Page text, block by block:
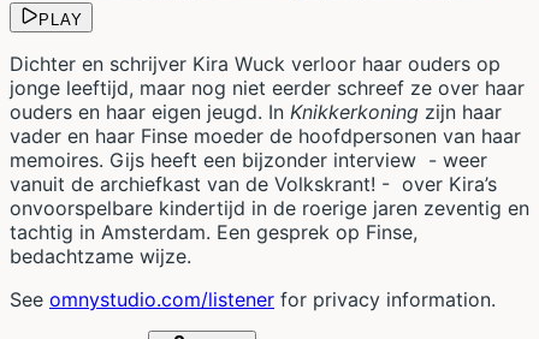
PLAY
Dichter en schrijver Kira Wuck verloor haar ouders op
jonge leeftijd, maar nog niet eerder schreef ze over haar
ouders en haar eigen jeugd. In Knikkerkoning zijn haar
vader en haar Finse moeder de hoofdpersonen van haar
memoires. Gijs heeft een bijzonder interview - weer
vanuit de archiefkast van de Volkskrant! - over Kira’s
onvoorspelbare kindertijd in de roerige jaren zeventig en
tachtig in Amsterdam. Een gesprek op Finse,
bedachtzame wijze.
See omnystudio.com/listener for privacy information.